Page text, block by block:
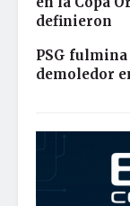
definieron
PSG
demoledor